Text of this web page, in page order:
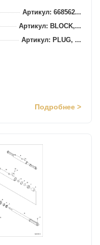
Артикул: 668562...
Артикул: BLOCK,...
Артикул: PLUG, ...
Подробнее >